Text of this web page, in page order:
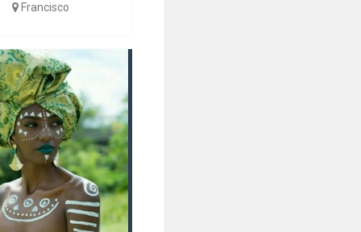
Francisco